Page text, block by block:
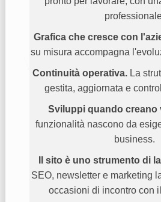
Grafica che cresce con
su misura accompagna
Continuità operativa. La
gestita, aggiornata e
Sviluppi quando creano
funzionalità nascono da
business.
Il sito è uno strumento di
SEO, newsletter e marketing
occasioni di incontro con